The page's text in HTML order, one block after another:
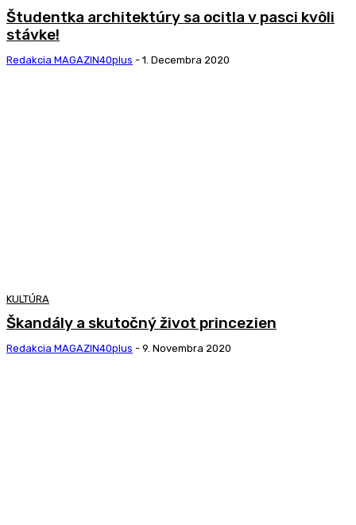
Študentka architektúry sa ocitla v pasci kvôli
stávke!
Redakcia MAGAZIN40plus - 1. Decembra 2020
KULTÚRA
Škandály a skutočný život princezien
Redakcia MAGAZIN40plus - 9. Novembra 2020